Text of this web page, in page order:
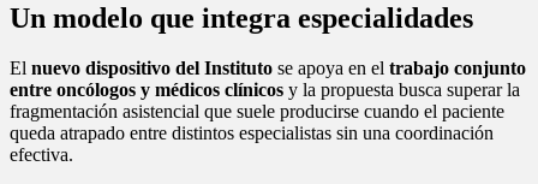
Un modelo que integra especialidades
El nuevo dispositivo del Instituto se apoya en el trabajo conjunto
entre oncólogos y médicos clínicos y la propuesta busca superar la
fragmentación asistencial que suele producirse cuando el paciente
queda atrapado entre distintos especialistas sin una coordinación
efectiva.